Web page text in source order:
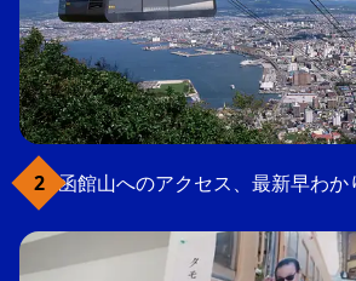
函館山へのアクセス、最新早わか